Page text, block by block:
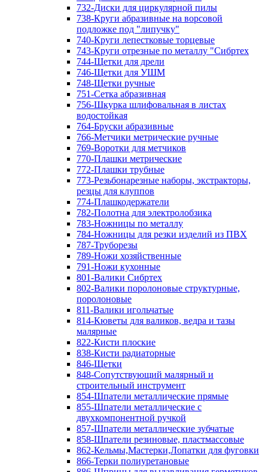
732-Диски для циркулярной пилы
738-Круги абразивные на ворсовой
подложке под "липучку"
740-Круги лепестковые торцевые
743-Круги отрезные по металлу "Сибртех
744-Щетки для дрели
746-Щетки для УШМ
748-Щетки ручные
751-Сетка абразивная
756-Шкурка шлифовальная в листах
водостойкая
764-Бруски абразивные
766-Метчики метрические ручные
769-Воротки для метчиков
770-Плашки метрические
772-Плашки трубные
773-Резьбонарезные наборы, экстракторы,
резцы для клуппов
774-Плашкодержатели
782-Полотна для электролобзика
783-Ножницы по металлу
784-Ножницы для резки изделий из ПВХ
787-Труборезы
789-Ножи хозяйственные
791-Ножи кухонные
801-Валики Сибртех
802-Валики поролоновые структурные,
поролоновые
811-Валики игольчатые
814-Кюветы для валиков, ведра и тазы
малярные
822-Кисти плоские
838-Кисти радиаторные
846-Щетки
848-Сопутствующий малярный и
строительный инструмент
854-Шпатели металлические прямые
855-Шпатели металлические с
двухкомпонентной ручкой
857-Шпатели металлические зубчатые
858-Шпатели резиновые, пластмассовые
862-Кельмы,Мастерки,Лопатки для фуговки
866-Терки полиуретановые